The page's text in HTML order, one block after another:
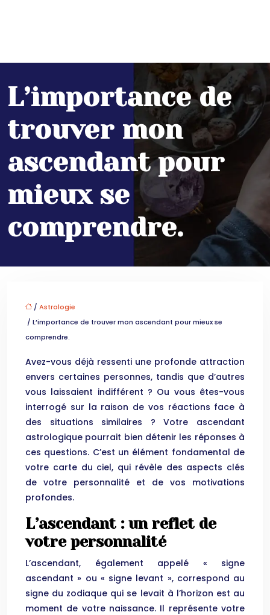
L’importance de
trouver mon
ascendant pour
mieux se
comprendre.
/ Astrologie
/ L’importance de trouver mon ascendant pour mieux se
comprendre.
Avez-vous déjà ressenti une profonde attraction
envers certaines personnes, tandis que d’autres
vous laissaient indifférent ? Ou vous êtes-vous
interrogé sur la raison de vos réactions face à
des situations similaires ? Votre ascendant
astrologique pourrait bien détenir les réponses à
ces questions. C’est un élément fondamental de
votre carte du ciel, qui révèle des aspects clés
de votre personnalité et de vos motivations
profondes.
L’ascendant : un reflet de
votre personnalité
L’ascendant, également appelé « signe
ascendant » ou « signe levant », correspond au
signe du zodiaque qui se levait à l’horizon est au
moment de votre naissance. Il représente votre